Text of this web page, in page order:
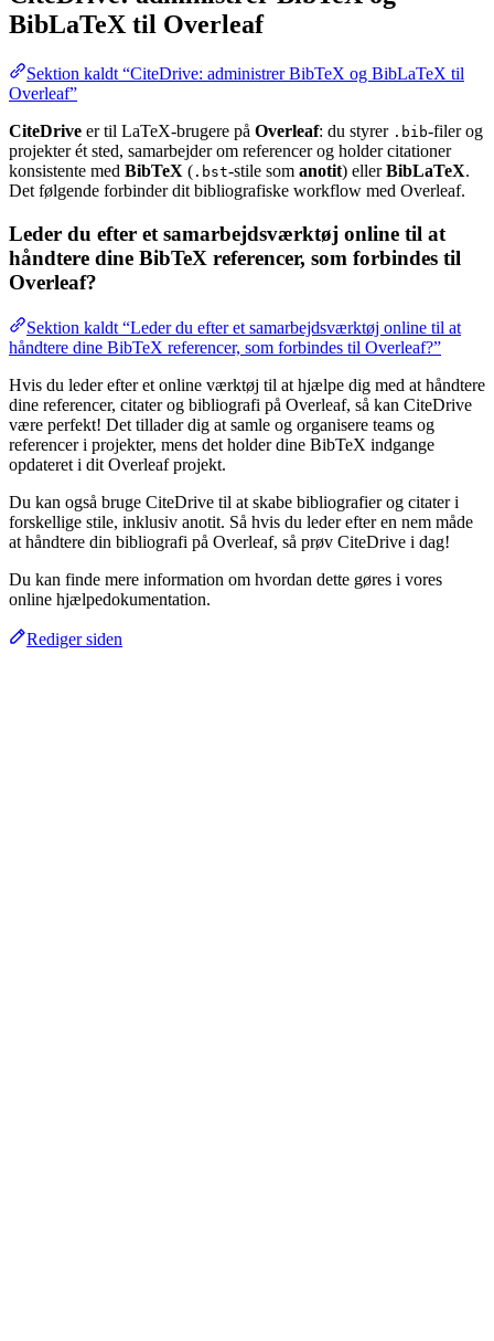
BibLaTeX til Overleaf
Sektion kaldt “CiteDrive: administrer BibTeX og BibLaTeX til
Overleaf”
CiteDrive er til LaTeX-brugere på Overleaf: du styrer .bib-filer og
projekter ét sted, samarbejder om referencer og holder citationer
konsistente med BibTeX ( .bst-stile som anotit) ellerBibLaTeX.
Det følgende forbinder dit bibliografiske workflow med Overleaf.
Leder du efter et samarbejdsværktøj online til at
håndtere dine BibTeX referencer, som forbindes til
Overleaf?
Sektion kaldt “Leder du efter et samarbejdsværktøj online til at
håndtere dine BibTeX referencer, som forbindes til Overleaf?”
Hvis du leder efter et online værktøj til at hjælpe dig med at håndtere
dine referencer, citater og bibliografi på Overleaf, så kan CiteDrive
være perfekt! Det tillader dig at samle og organisere teams og
referencer i projekter, mens det holder dine BibTeX indgange
opdateret i dit Overleaf projekt.
Du kan også bruge CiteDrive til at skabe bibliografier og citater i
forskellige stile, inklusiv anotit. Så hvis du leder efter en nem måde
at håndtere din bibliografi på Overleaf, så prøv CiteDrive i dag!
Du kan finde mere information om hvordan dette gøres i vores
online hjælpedokumentation.
Rediger siden